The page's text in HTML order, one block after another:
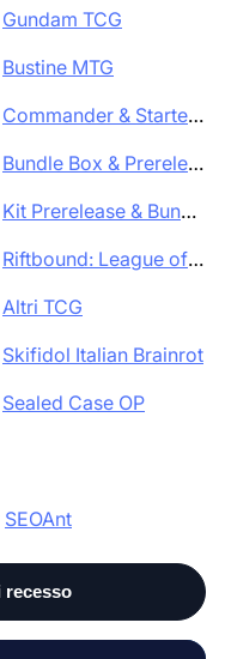
Gundam TCG
Bustine MTG
Commander & Starter
Bundle Box & Prerelease
Kit Prerelease & Bundle
Riftbound: League of
Altri TCG
Skifidol Italian Brainrot
Sealed Case OP
SEOAnt